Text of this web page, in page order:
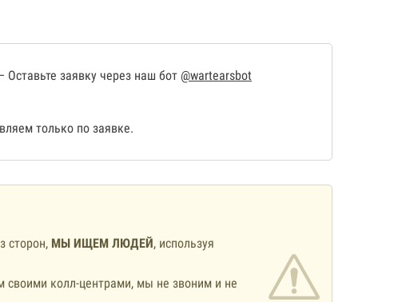
заявку через наш бот @wartearsbot
только по заявке.
сторон, МЫ ИЩЕМ ЛЮДЕЙ, используя
своими колл-центрами, мы не звоним и не